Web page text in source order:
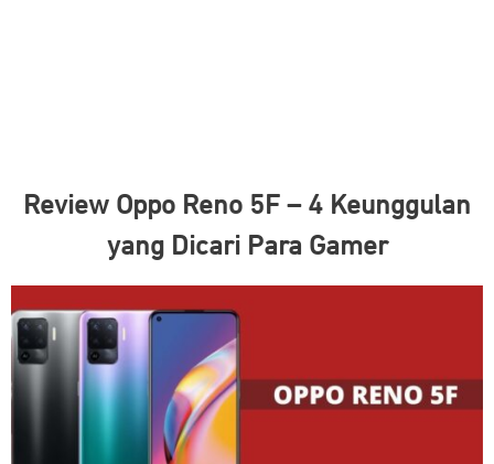
Review Oppo Reno 5F – 4 Keunggulan
yang Dicari Para Gamer